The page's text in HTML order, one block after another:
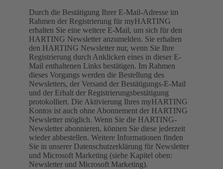
Durch die Bestätigung Ihrer E-Mail-Adresse im
Rahmen der Registrierung für myHARTING
erhalten Sie eine weitere E-Mail, um sich für den
HARTING Newsletter anzumelden. Sie erhalten
den HARTING Newsletter nur, wenn Sie Ihre
Registrierung durch Anklicken eines in dieser E-
Mail enthaltenen Links bestätigen. Im Rahmen
dieses Vorgangs werden die Bestellung des
Newsletters, der Versand der Bestätigungs-E-Mail
und der Erhalt der Registrierungsbestätigung
protokolliert. Die Aktivierung Ihres myHARTING
Kontos ist auch ohne Abonnement der HARTING
Newsletter möglich. Wenn Sie die HARTING-
Newsletter abonnieren, können Sie diese jederzeit
wieder abbestellen. Weitere Informationen finden
Sie in unserer Datenschutzerklärung für Newsletter
und Microsoft Marketing (siehe Kapitel oben:
Newsletter und Microsoft Marketing).